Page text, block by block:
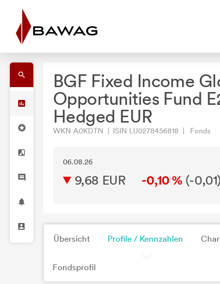
BGF Fixed Income
Opportunities Fund
Hedged EUR
WKN A0KDTN | ISIN LU0278456818 | Fonds
06.08.26
9,68 EUR -0,10 % (-0,01
Übersicht Profile / Kennzahlen
Fondsprofil